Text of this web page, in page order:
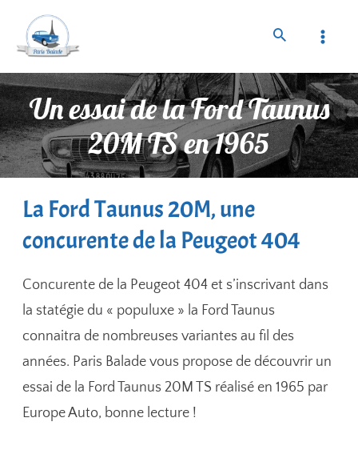
Un essai de la Ford Taunus
20M TS en 1965
La Ford Taunus 20M, une
concurente de la Peugeot 404
Concurente de la Peugeot 404 et s’inscrivant dans
la statégie du « populuxe » la Ford Taunus
connaitra de nombreuses variantes au fil des
années. Paris Balade vous propose de découvrir un
essai de la Ford Taunus 20M TS réalisé en 1965 par
Europe Auto, bonne lecture !